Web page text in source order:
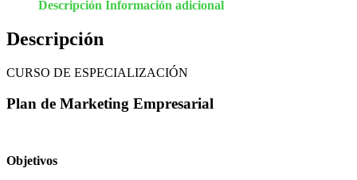
Descripción Información adicional
Descripción
CURSO DE ESPECIALIZACIÓN
Plan de Marketing Empresarial
Objetivos